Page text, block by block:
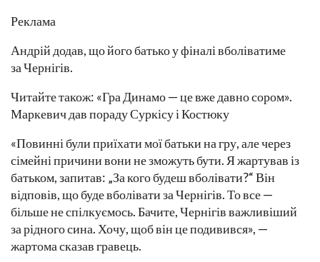
Реклама
Андрій додав, що його батько у фіналі вболіватиме
за Чернігів.
Читайте також: «Гра Динамо — це вже давно сором».
Маркевич дав пораду Суркісу і Костюку
«Повинні були приїхати мої батьки на гру, але через
сімейні причини вони не зможуть бути. Я жартував із
батьком, запитав: „За кого будеш вболівати?“ Він
відповів, що буде вболівати за Чернігів. То все —
більше не спілкуємось. Бачите, Чернігів важливіший
за рідного сина. Хочу, щоб він це подивився», —
жартома сказав гравець.